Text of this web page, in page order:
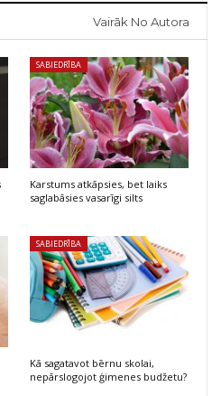
Vairāk No Autora
SABIEDRĪBA
Karstums atkāpsies, bet laiks
saglabāsies vasarīgi silts
SABIEDRĪBA
Kā sagatavot bērnu skolai,
nepārslogojot ģimenes budžetu?